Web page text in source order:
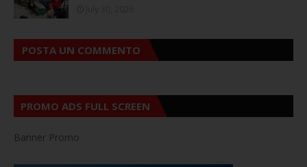
POSTA UN COMMENTO
PROMO ADS FULL SCREEN
Banner Promo